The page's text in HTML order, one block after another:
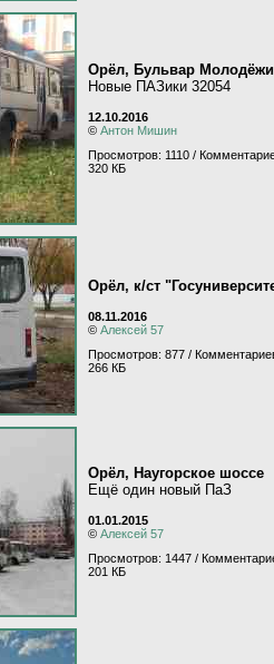
Орёл, Бульвар Молодёжи
Новые ПАЗики 32054
12.10.2016
© Антон Мишин
Просмотров: 1110 /
320 КБ
Орёл, к/ст
08.11.2016
© Алексей 57
Просмотров: 877 /
266 КБ
Орёл, Наугорское шоссе
Ещё один новый ПаЗ
01.01.2015
© Алексей 57
Просмотров: 1447 /
201 КБ